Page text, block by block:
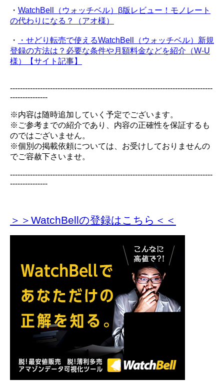
・ WatchBell（ウォッチベル）β版レビュー！モノレート
の代わりになる？（アオ様）
・
・せどり転売で使えるWatchBell（ウォッチベル）新規
登録の方法は？必要な条件や月額料金などを紹介（W-U
様）【サイト記事】
---------------------------------------------------------------------------------
---------------
※内容は随時追加していく予定でございます。
※ご参考までの紹介であり、内容の正確性を保証するも
のではございません。
※個別の掲載依頼については、お受けしておりませんの
でご容赦下さいませ。
---------------------------------------------------------------------------------
---------------
＞＞WatchBellの登録はこちら＜＜